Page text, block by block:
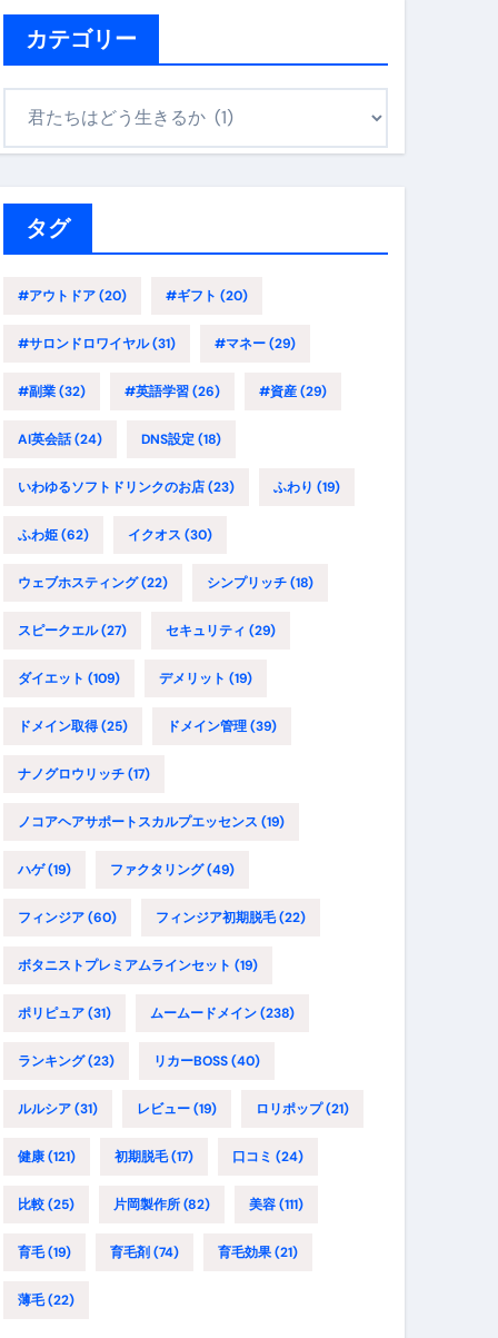
全ガイドブック
目的別に失敗しない
散り対策の選び方
カテゴリー
タグ
#アウトドア(20) #ギフト (20)
#サロンドロワイヤル(31) #マネー(29)
#副業(32) #英語学習(26) #資産(29)
AI英会話(24) DNS設定(18)
いわゆるソフトドリンクのお店(23) ふわり (19)
ふわ姫(62) イクオス (30)
ウェブホスティング(22) シンプリッチ(18)
スピークエル(27) セキュリティ (29)
ダイエット (109) デメリット (19)
ドメイン取得(25) ドメイン管理(39)
ナノグロウリッチ(17)
ノコアヘアサポートスカルプエッセンス (19)
ハゲ(19) ファクタリング(49)
フィンジア(60) フィンジア初期脱毛(22)
ボタニストプレミアムラインセット (19)
ポリピュア(31) ムームードメイン(238)
ランキング(23) リカーBOSS(40)
ルルシア(31) レビュー(19) ロリポップ(21)
健康(121) 初期脱毛(17) 口コミ (24)
比較(25) 片岡製作所(82) 美容(111)
育毛(19) 育毛剤 (74) 育毛効果(21)
薄毛(22)